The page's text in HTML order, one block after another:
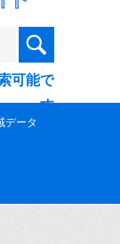
可能で
す
データ